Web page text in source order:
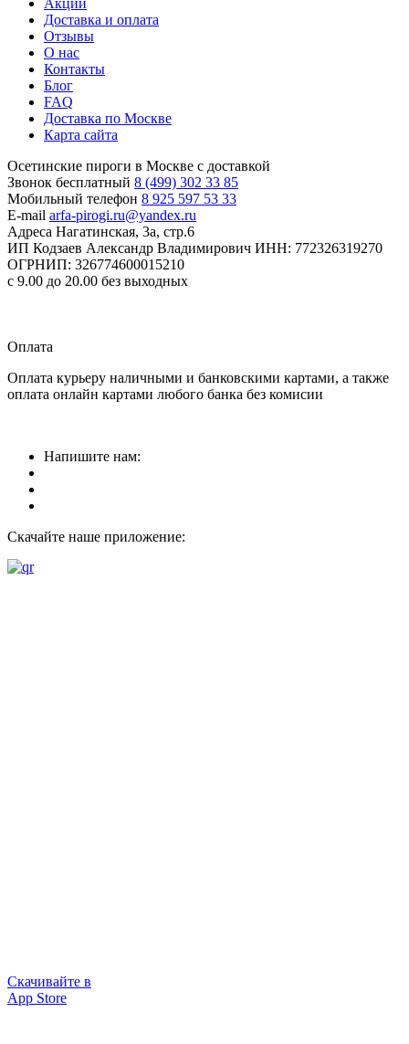
Доставка и оплата
Отзывы
О нас
Контакты
Блог
FAQ
Доставка по Москве
Карта сайта
Осетинские пироги в Москве с доставкой
Звонок бесплатный 8 (499) 302 33 85
Мобильный телефон 8 925 597 53 33
E-mail arfa-pirogi.ru@yandex.ru
Адреса Нагатинская, 3а, стр.6
ИП Кодзаев Александр Владимирович ИНН: 772326319270
ОГРНИП: 326774600015210
с 9.00 до 20.00 без выходных
Оплата
Оплата курьеру наличными и банковскими картами, а также
оплата онлайн картами любого банка без комисии
Напишите нам:
Скачайте наше приложение:
Скачивайте в
App Store